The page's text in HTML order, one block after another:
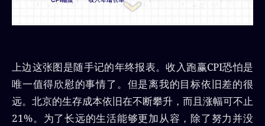
上边这张图是随手记的年终报表。收入跑赢CPI恐怕是
唯一值得欣慰的事情了。但是离我的目标依旧差的很
远。北京的生存成本依旧在不断攀升，而且涨幅可不止
21%。为了长远的生活能够更加从容，除了努力并没